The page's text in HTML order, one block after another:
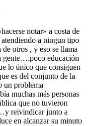
notar» a costa de
a ningun tipo
otros , y eso se llama
gente….poco educación
lo único que consiguen
es del conjunto de la
un problema
muchas más personas
que no tuvieron
reivindicar junto a
en alcanzar su minuto